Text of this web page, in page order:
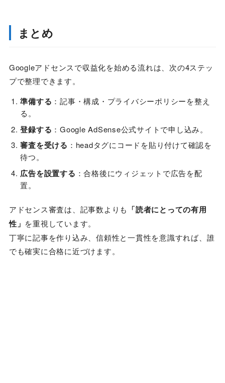
まとめ
Googleアドセンスで収益化を始める流れは、次の4ステッ
プで整理できます。
準備する ：記事・構成・プライバシーポリシーを整え
る。
登録する ：Google AdSense公式サイトで申し込み。
審査を受ける ：headタグにコードを貼り付けて確認を
待つ。
広告を設置する ：合格後にウィジェットで広告を配
置。
アドセンス審査は、記事数よりも 「読者にとっての有用
性」 を重視しています。
丁寧に記事を作り込み、信頼性と一貫性を意識すれば、誰
でも確実に合格に近づけます。